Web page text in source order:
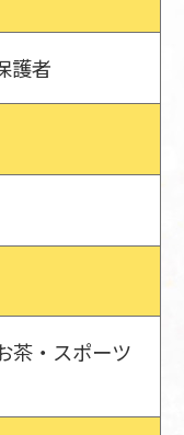
護者
茶・スポーツ